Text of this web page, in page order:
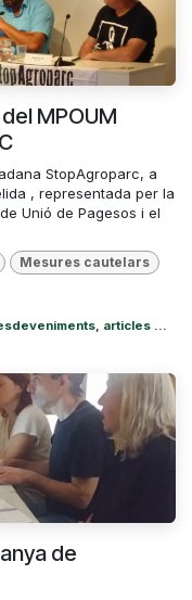
MPOUM
StopAgroparc, a
, representada per la
Unió de Pagesos i el
Mesures cautelars
articles ...
de